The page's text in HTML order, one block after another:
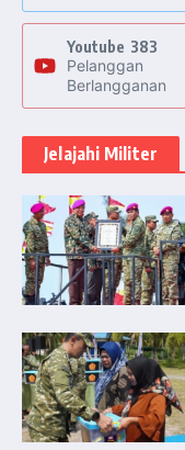
Youtube 383
Pelanggan
Berlangganan
Jelajahi Militer